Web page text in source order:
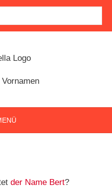
der Name Bert?